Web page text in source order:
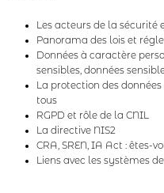
Les acteurs de la sécurité
Panorama des lois et
Données à caractère
sensibles, données
La protection des
tous
RGPD et rôle de la CNIL
La directive NIS2
CRA, SREN, IA Act : êtes-
Liens avec les systèmes